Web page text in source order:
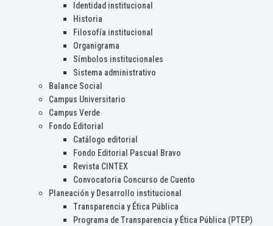
Identidad institucional
Historia
Filosofía institucional
Organigrama
Símbolos institucionales
Sistema administrativo
Balance Social
Campus Universitario
Campus Verde
Fondo Editorial
Catálogo editorial
Fondo Editorial Pascual Bravo
Revista CINTEX
Convocatoria Concurso de Cuento
Planeación y Desarrollo institucional
Transparencia y Ética Pública
Programa de Transparencia y Ética Pública (PTEP)